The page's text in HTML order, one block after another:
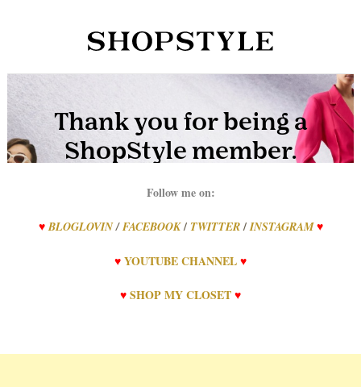
Follow me on:
♥ BLOGLOVIN/FACEBOOK / TWITTER / INSTAGRAM ♥
♥YOUTUBE CHANNEL♥
♥SHOP MY CLOSET♥